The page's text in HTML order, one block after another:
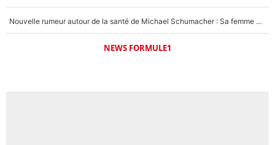
Nouvelle rumeur autour de la santé de Michael Schumacher : Sa femme Corinna sort du silence
NEWS FORMULE1